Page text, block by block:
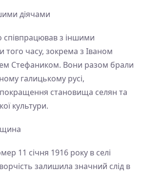
діячами
з іншими
того часу, зокрема з Іваном
Стефаником. Вони разом брали
галицькому русі,
становища селян та
культури.
11 січня 1916 року в селі
залишила значний слід в